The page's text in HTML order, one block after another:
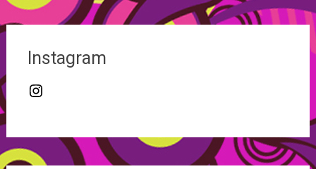
Instagram
Instagram